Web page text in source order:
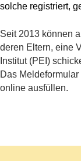
solche registriert,
Seit 2013 können
deren Eltern, eine
Institut (PEI)
Das
online ausfüllen.